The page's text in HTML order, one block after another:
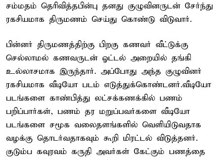
சம்மதம் தெரிவித்தபின்பு தனது குழுவினருடன் சேர்ந்து
ரகசியமாக திருமணம் செய்து கொண்டு விடுவார்.
பின்னர் திருமணத்திற்கு பிறகு கணவர் வீட்டுக்கு
செல்லாமல் கணவருடன் ஓட்டல் அறையில் தங்கி
உல்லாசமாக இருந்தார். அப்போது அந்த குழுவினர்
ரகசியமாக வீடியோ படம் எடுத்துக்கொண்டனர்.வீடியோ
படங்களை காண்பித்து லட்சக்கணக்கில் பணம்
பறிப்பார்கள், பணம் தர மறுப்பவர்களை வீடியோ
படங்களை சமூக வலைதளங்களில் வெளியிடுவதாக
வழக்கு தொடர்வதாகவும் கூறி மிரட்டல் விடுத்தனர்.
குடும்ப கவுரவம் கருதி அவர்கள் கேட்கும் பணத்தை